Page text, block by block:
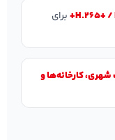
H.265+ / برای
شهری، کارخانه‌ها و